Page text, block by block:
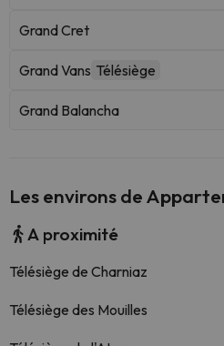
Grand Cret
Grand Vans Télésiège
Grand Balancha
Les environs de
A proximité
Télésiège de Charniaz
Télésiège des Mouilles